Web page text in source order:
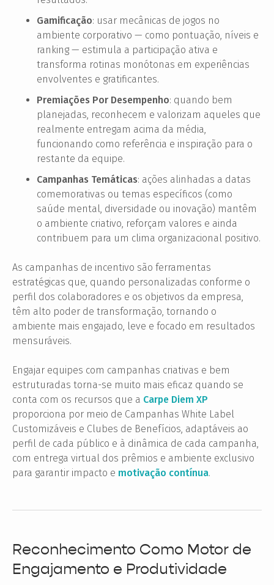
Gamificação: usar mecânicas de jogos no
ambiente corporativo — como pontuação, níveis e
ranking — estimula a participação ativa e
transforma rotinas monótonas em experiências
envolventes e gratificantes.
Premiações Por Desempenho: quando bem
planejadas, reconhecem e valorizam aqueles que
realmente entregam acima da média,
funcionando como referência e inspiração para o
restante da equipe.
Campanhas Temáticas: ações alinhadas a datas
comemorativas ou temas específicos (como
saúde mental, diversidade ou inovação) mantêm
o ambiente criativo, reforçam valores e ainda
contribuem para um clima organizacional positivo.
As campanhas de incentivo são ferramentas
estratégicas que, quando personalizadas conforme o
perfil dos colaboradores e os objetivos da empresa,
têm alto poder de transformação, tornando o
ambiente mais engajado, leve e focado em resultados
mensuráveis.
Engajar equipes com campanhas criativas e bem
estruturadas torna-se muito mais eficaz quando se
conta com os recursos que a Carpe Diem XP
proporciona por meio de Campanhas White Label
Customizáveis e Clubes de Benefícios, adaptáveis ao
perfil de cada público e à dinâmica de cada campanha,
com entrega virtual dos prêmios e ambiente exclusivo
para garantir impacto e motivação contínua.
Reconhecimento Como Motor de
Engajamento e Produtividade